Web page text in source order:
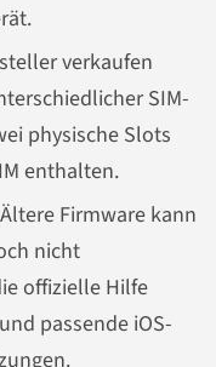
verkaufen
SIM-
physische Slots
enthalten.
Ältere Firmware kann
nicht
offizielle Hilfe
passende iOS-